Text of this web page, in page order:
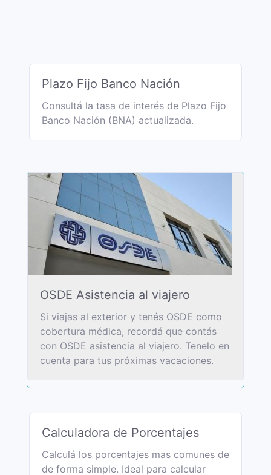
Plazo Fijo Banco Nación
Consultá la tasa de interés de Plazo Fijo
Banco Nación (BNA) actualizada.
OSDE Asistencia al viajero
Si viajas al exterior y tenés OSDE como
cobertura médica, recordá que contás
con OSDE asistencia al viajero. Tenelo en
cuenta para tus próximas vacaciones.
Calculadora de Porcentajes
Calculá los porcentajes mas comunes de
de forma simple. Ideal para calcular